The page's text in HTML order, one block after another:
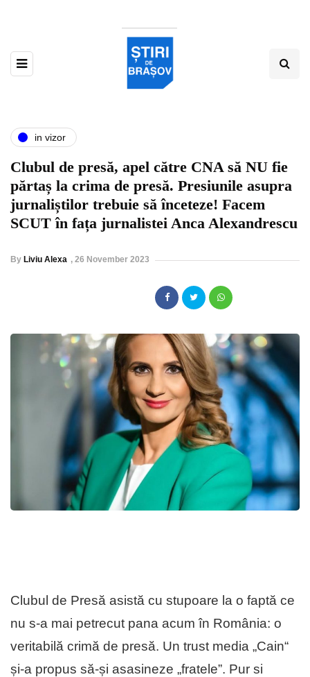
in vizor
Clubul de presă, apel către CNA să NU fie
părtaș la crima de presă. Presiunile asupra
jurnaliștilor trebuie să înceteze! Facem
SCUT în fața jurnalistei Anca Alexandrescu
By Liviu Alexa , 26 November 2023
Clubul de Presă asistă cu stupoare la o faptă ce
nu s-a mai petrecut pana acum în România: o
veritabilă crimă de presă. Un trust media „Cain“
și-a propus să-și asasineze „fratele”. Pur si